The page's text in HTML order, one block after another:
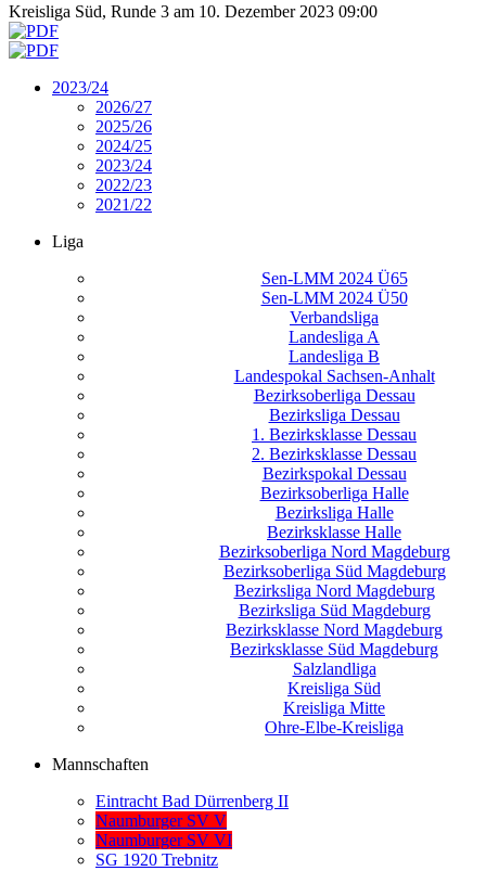
Kreisliga Süd, Runde 3 am 10. Dezember 2023 09:00
2023/24
2026/27
2025/26
2024/25
2023/24
2022/23
2021/22
Liga
Sen-LMM 2024 Ü65
Sen-LMM 2024 Ü50
Verbandsliga
Landesliga A
Landesliga B
Landespokal Sachsen-Anhalt
Bezirksoberliga Dessau
Bezirksliga Dessau
1. Bezirksklasse Dessau
2. Bezirksklasse Dessau
Bezirkspokal Dessau
Bezirksoberliga Halle
Bezirksliga Halle
Bezirksklasse Halle
Bezirksoberliga Nord Magdeburg
Bezirksoberliga Süd Magdeburg
Bezirksliga Nord Magdeburg
Bezirksliga Süd Magdeburg
Bezirksklasse Nord Magdeburg
Bezirksklasse Süd Magdeburg
Salzlandliga
Kreisliga Süd
Kreisliga Mitte
Ohre-Elbe-Kreisliga
Mannschaften
Eintracht Bad Dürrenberg II
Naumburger SV V
Naumburger SV VI
SG 1920 Trebnitz